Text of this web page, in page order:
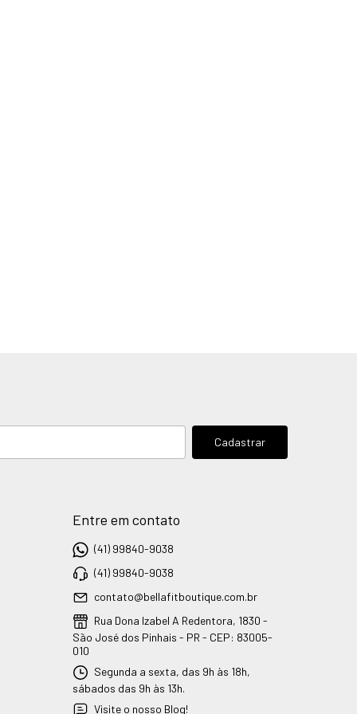
Entre em contato
(41) 99840-9038
(41) 99840-9038
contato@bellafitboutique.com.br
Rua Dona Izabel A Redentora, 1830 -
São José dos Pinhais - PR - CEP: 83005-
010
Segunda a sexta, das 9h às 18h,
sábados das 9h às 13h.
Visite o nosso Blog!